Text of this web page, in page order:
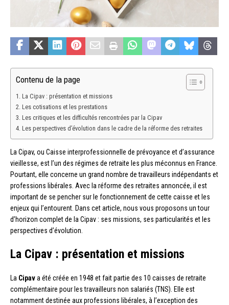
Contenu de la page
La Cipav : présentation et missions
Les cotisations et les prestations
Les critiques et les difficultés rencontrées par la Cipav
Les perspectives d’évolution dans le cadre de la réforme des retraites
La Cipav, ou Caisse interprofessionnelle de prévoyance et d’assurance
vieillesse, est l’un des régimes de retraite les plus méconnus en France.
Pourtant, elle concerne un grand nombre de travailleurs indépendants et
professions libérales. Avec la réforme des retraites annoncée, il est
important de se pencher sur le fonctionnement de cette caisse et les
enjeux qui l’entourent. Dans cet article, nous vous proposons un tour
d’horizon complet de la Cipav : ses missions, ses particularités et les
perspectives d’évolution.
La Cipav : présentation et missions
La Cipava été créée en 1948 et fait partie des 10 caisses de retraite
complémentaire pour les travailleurs non salariés (TNS). Elle est
notamment destinée aux professions libérales, à l’exception des